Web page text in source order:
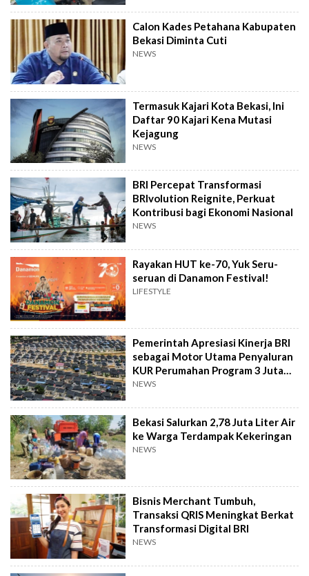
Calon Kades Petahana Kabupaten
Bekasi Diminta Cuti
NEWS
Termasuk Kajari Kota Bekasi, Ini
Daftar 90 Kajari Kena Mutasi
Kejagung
NEWS
BRI Percepat Transformasi
BRIvolution Reignite, Perkuat
Kontribusi bagi Ekonomi Nasional
NEWS
Rayakan HUT ke-70, Yuk Seru-
seruan di Danamon Festival!
LIFESTYLE
Pemerintah Apresiasi Kinerja BRI
sebagai Motor Utama Penyaluran
KUR Perumahan Program 3 Juta
Rumah
NEWS
Bekasi Salurkan 2,78 Juta Liter Air
ke Warga Terdampak Kekeringan
NEWS
Bisnis Merchant Tumbuh,
Transaksi QRIS Meningkat Berkat
Transformasi Digital BRI
NEWS